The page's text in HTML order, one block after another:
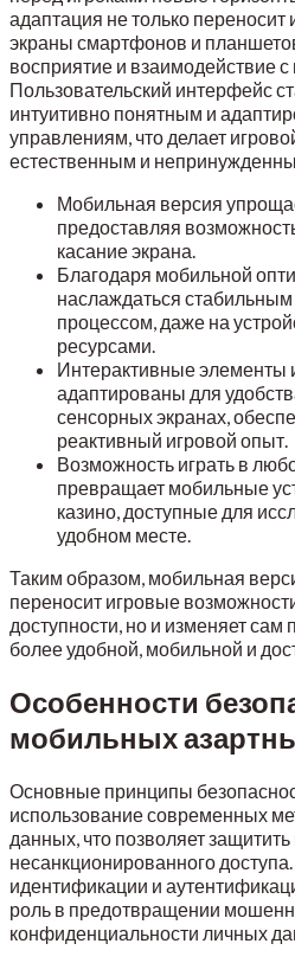
адаптация не только
экраны смартфонов и
восприятие и взаимодействие с
Пользовательский интерфейс
интуитивно понятным и
управлениям, что делает
естественным и
Мобильная версия
предоставляя
касание экрана.
Благодаря мобильной
наслаждаться
процессом, даже на
ресурсами.
Интерактивные элементы
адаптированы для
сенсорных экранах,
реактивный игровой опыт.
Возможность играть в
превращает мобильные
казино, доступные для
удобном месте.
Таким образом, мобильная
переносит игровые
доступности, но и изменяет сам
более удобной, мобильной и
Особенности
мобильных
Основные принципы
использование современных
данных, что позволяет
несанкционированного
идентификации и
роль в предотвращении
конфиденциальности личных